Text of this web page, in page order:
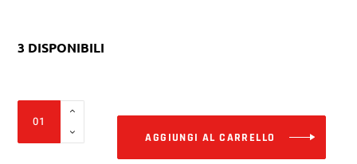
3 DISPONIBILI
AGGIUNGI AL CARRELLO